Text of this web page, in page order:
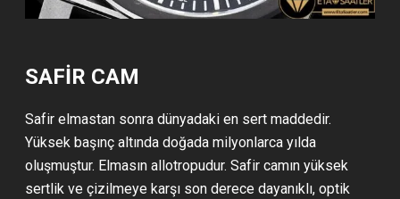
SAFİR CAM
Safir elmastan sonra dünyadaki en sert maddedir.
Yüksek başınç altında doğada milyonlarca yılda
oluşmuştur. Elmasın allotropudur. Safir camın yüksek
sertlik ve çizilmeye karşı son derece dayanıklı, optik